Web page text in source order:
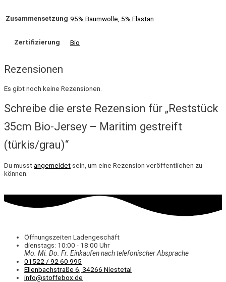
Zusammensetzung 95% Baumwolle, 5% Elastan
Zertifizierung Bio
Rezensionen
Es gibt noch keine Rezensionen.
Schreibe die erste Rezension für „Reststück
35cm Bio-Jersey – Maritim gestreift
(türkis/grau)“
Du musstangemeldet sein, um eine Rezension veröffentlichen zu
können.
Öffnungszeiten Ladengeschäft
dienstags: 10:00 - 18:00 Uhr
Mo. Mi. Do. Fr. Einkaufennach telefonischer Absprache
01522 / 92 60 995
Ellenbachstraße 6, 34266 Niestetal
info@stoffebox.de